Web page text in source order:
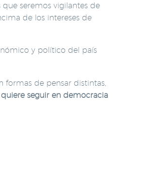
seremos vigilantes de
de los intereses de
y político del país
formas de pensar distintas,
quiere seguir en democracia